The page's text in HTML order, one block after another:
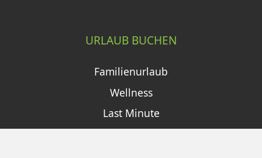
URLAUB BUCHEN
Familienurlaub
Wellness
Last Minute